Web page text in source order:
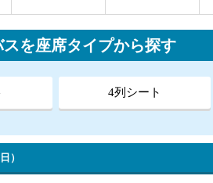
を座席タイプから探す
4列シート
）